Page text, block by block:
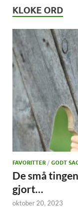
KLOKE ORD
FAVORITTER / GODT
De små
gjort…
oktober 20, 2023